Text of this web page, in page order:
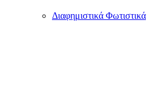
Διαφημιστικά Φωτιστικά